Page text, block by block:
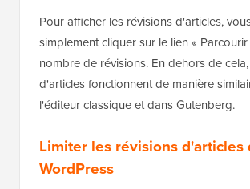
Pour afficher les révisions d'articles,
simplement cliquer sur le lien «
nombre de révisions. En dehors de
d'articles fonctionnent de manière
l'éditeur classique et dans Gutenberg.
Limiter les révisions d'articles
WordPress